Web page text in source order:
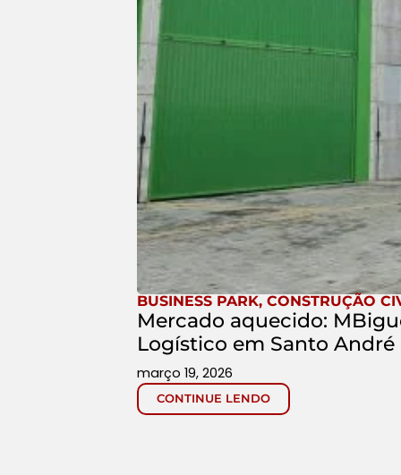
BUSINESS PARK, CONSTRUÇÃO
Mercado aquecido:
Logístico em Santo
CONTINUE LENDO
março 19, 2026